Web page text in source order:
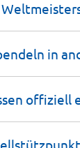
in
offiziell